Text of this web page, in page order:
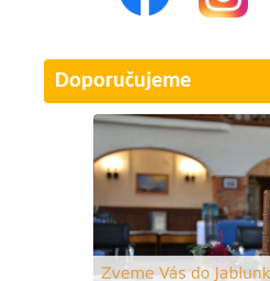
Doporučujeme